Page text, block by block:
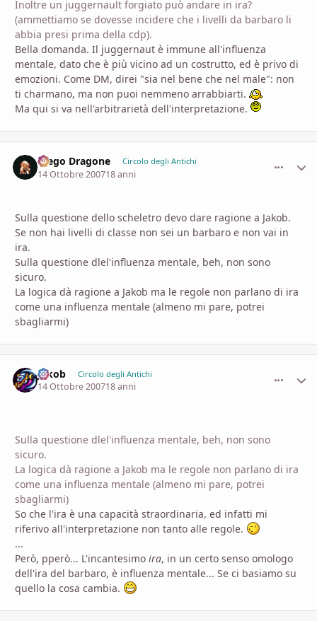
Inoltre un juggernault forgiato può andare in ira?
(ammettiamo se dovesse incidere che i livelli da barbaro li
abbia presi prima della cdp).
Bella domanda. Il juggernaut è immune all'influenza
mentale, dato che è più vicino ad un costrutto, ed è privo di
emozioni. Come DM, direi "sia nel bene che nel male": non
ti charmano, ma non puoi nemmeno arrabbiarti.
Ma qui si va nell'arbitrarietà dell'interpretazione.
Diego Dragone Circolo degli Antichi
14 Ottobre 200718 anni
Sulla questione dello scheletro devo dare ragione a Jakob.
Se non hai livelli di classe non sei un barbaro e non vai in
ira.
Sulla questione dlel'influenza mentale, beh, non sono
sicuro.
La logica dà ragione a Jakob ma le regole non parlano di ira
come una influenza mentale (almeno mi pare, potrei
sbagliarmi)
Jakob Circolo degli Antichi
14 Ottobre 200718 anni
Sulla questione dlel'influenza mentale, beh, non sono
sicuro.
La logica dà ragione a Jakob ma le regole non parlano di ira
come una influenza mentale (almeno mi pare, potrei
sbagliarmi)
So che l'ira è una capacità straordinaria, ed infatti mi
riferivo all'interpretazione non tanto alle regole.
...
Però, pperò... L'incantesimo ira, in un certo senso omologo
dell'ira del barbaro, è influenza mentale... Se ci basiamo su
quello la cosa cambia.